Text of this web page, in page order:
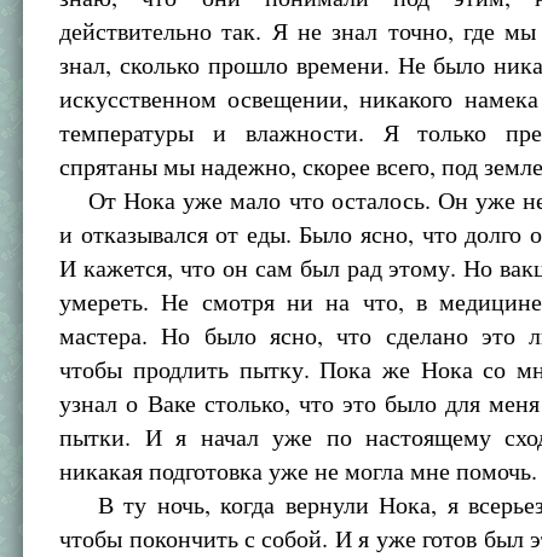
действительно так. Я не знал точно, где
знал, сколько прошло времени. Не было
искусственном освещении, никакого
температуры и влажности. Я только
спрятаны мы надежно, скорее всего, под
От Нока уже мало что осталось. Он уже
и отказывался от еды. Было ясно, что долго
И кажется, что он сам был рад этому. Но
умереть. Не смотря ни на что, в
мастера. Но было ясно, что сделано это
чтобы продлить пытку. Пока же Нока со
узнал о Ваке столько, что это было для
пытки. И я начал уже по настоящему
никакая подготовка уже не могла мне помочь.
В ту ночь, когда вернули Нока, я
чтобы покончить с собой. И я уже готов был